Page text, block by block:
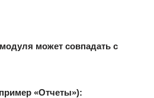
может совпадать с
«Отчеты»):